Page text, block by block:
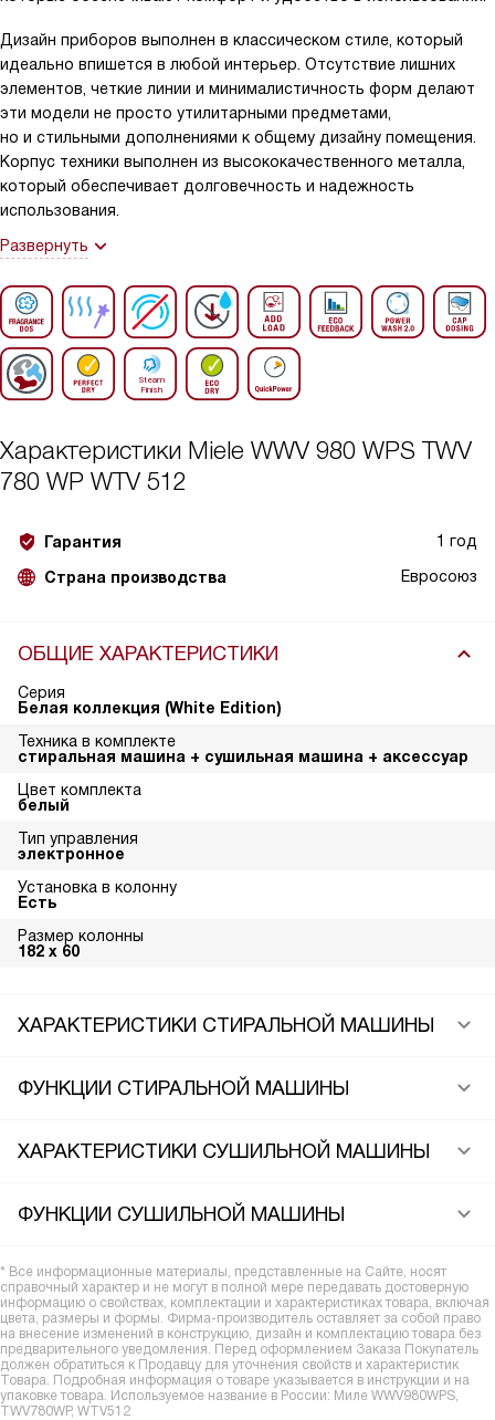
Дизайн приборов выполнен в классическом стиле, который
идеально впишется в любой интерьер. Отсутствие лишних
элементов, четкие линии и минималистичность форм делают
эти модели не просто утилитарными предметами,
но и стильными дополнениями к общему дизайну помещения.
Корпус техники выполнен из высококачественного металла,
который обеспечивает долговечность и надежность
использования.
Развернуть
Характеристики Miele WWV 980 WPS TWV
780 WP WTV 512
Гарантия 1 год
Страна производства Евросоюз
ОБЩИЕ ХАРАКТЕРИСТИКИ
Серия
Белая коллекция (White Edition)
Техника в комплекте
стиральная машина + сушильная машина + аксессуар
Цвет комплекта
белый
Тип управления
электронное
Установка в колонну
Есть
Размер колонны
182 х 60
ХАРАКТЕРИСТИКИ СТИРАЛЬНОЙ МАШИНЫ
ФУНКЦИИ СТИРАЛЬНОЙ МАШИНЫ
ХАРАКТЕРИСТИКИ СУШИЛЬНОЙ МАШИНЫ
ФУНКЦИИ СУШИЛЬНОЙ МАШИНЫ
* Все информационные материалы, представленные на Сайте, носят
справочный характер и не могут в полной мере передавать достоверную
информацию о свойствах, комплектации и характеристиках товара, включая
цвета, размеры и формы. Фирма-производитель оставляет за собой право
на внесение изменений в конструкцию, дизайн и комплектацию товара без
предварительного уведомления. Перед оформлением Заказа Покупатель
должен обратиться к Продавцу для уточнения свойств и характеристик
Товара. Подробная информация о товаре указывается в инструкции и на
упаковке товара. Используемое название в России: Миле WWV980WPS,
TWV780WP, WTV512